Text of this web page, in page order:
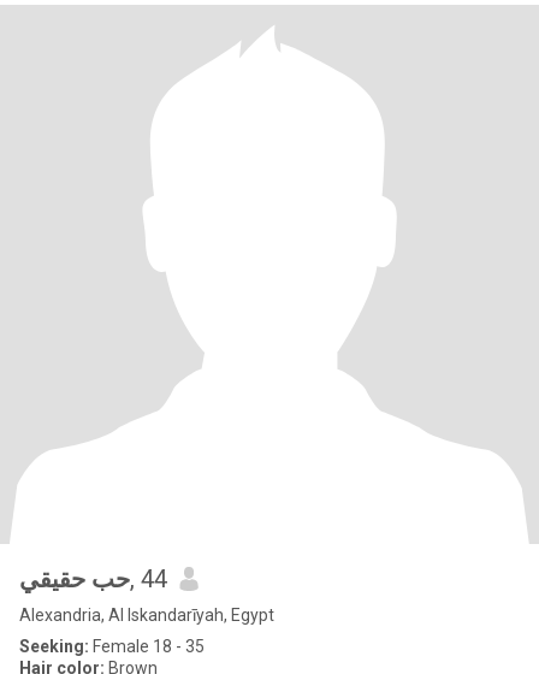
حب حقيقي, 44
Alexandria, Al Iskandarīyah, Egypt
Seeking: Female 18 - 35
Hair color: Brown